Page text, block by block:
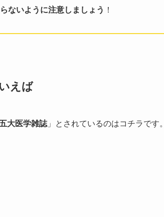
ないように注意しましょう ！
えば
大医学雑誌 」とされているのはコチラです。